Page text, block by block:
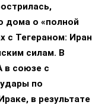
дома о «полной
с Тегераном: Иран
силам. В
в союзе с
по
в результате